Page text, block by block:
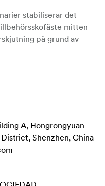
stabiliserar det
mitten
på grund av
videografering.
mm, vilket
utan att hindra
andra gränssnitt på
kan roteras ca
A, Hongrongyuan
Shenzhen, China